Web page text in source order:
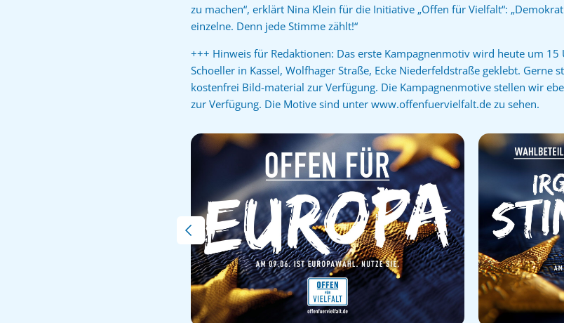
zu machen“, erklärt Nina Klein für die Initiative „Offen für Vielfalt“:
einzelne. Denn jede Stimme zählt!“
+++ Hinweis für Redaktionen: Das erste Kampagnenmotiv wird heute um
Schoeller in Kassel, Wolfhager Straße, Ecke Niederfeldstraße geklebt. Gerne
kostenfrei Bild-material zur Verfügung. Die Kampagnenmotive stellen wir
zur Verfügung. Die Motive sind unter www.offenfuervielfalt.de zu sehen.